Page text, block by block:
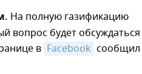
На полную газификацию
вопрос будет обсуждаться
в Facebook сообщил